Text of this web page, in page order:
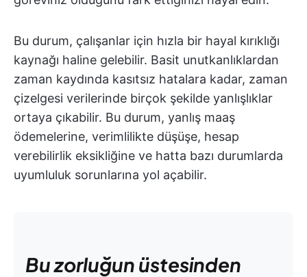
Bu durum, çalışanlar için hızla bir hayal kırıklığı
kaynağı haline gelebilir. Basit unutkanlıklardan
zaman kaydında kasıtsız hatalara kadar, zaman
çizelgesi verilerinde birçok şekilde yanlışlıklar
ortaya çıkabilir. Bu durum, yanlış maaş
ödemelerine, verimlilikte düşüşe, hesap
verebilirlik eksikliğine ve hatta bazı durumlarda
uyumluluk sorunlarına yol açabilir.
Bu zorluğun üstesinden